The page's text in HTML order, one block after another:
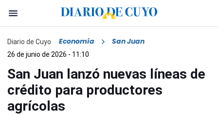
Diario de Cuyo Economía San Juan
26 de junio de 2026 - 11:10
San Juan lanzó nuevas líneas de
crédito para productores
agrícolas